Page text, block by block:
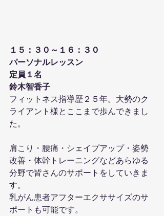
１５：３０～１６：３０
パーソナルレッスン
定員１名
鈴木智香子
フィットネス指導歴２５年。大勢のク
ライアント様とここまで歩んできまし
た。
肩こり・腰痛・シェイプアップ・姿勢
改善・体幹トレーニングなどあらゆる
分野で皆さんのサポートをしていきま
す。
乳がん患者アフターエクササイズのサ
ポートも可能です。